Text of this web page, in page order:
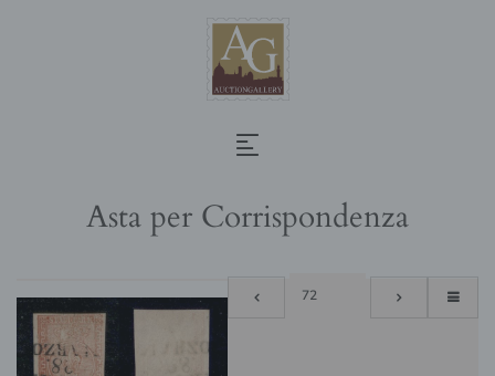
Asta per Corrispondenza